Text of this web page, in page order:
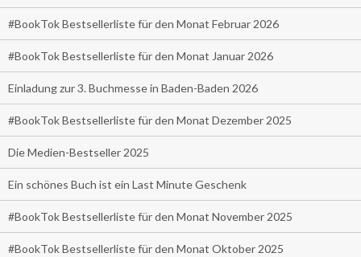
#BookTok Bestsellerliste für den Monat Februar 2026
#BookTok Bestsellerliste für den Monat Januar 2026
Einladung zur 3. Buchmesse in Baden-Baden 2026
#BookTok Bestsellerliste für den Monat Dezember 2025
Die Medien-Bestseller 2025
Ein schönes Buch ist ein Last Minute Geschenk
#BookTok Bestsellerliste für den Monat November 2025
#BookTok Bestsellerliste für den Monat Oktober 2025